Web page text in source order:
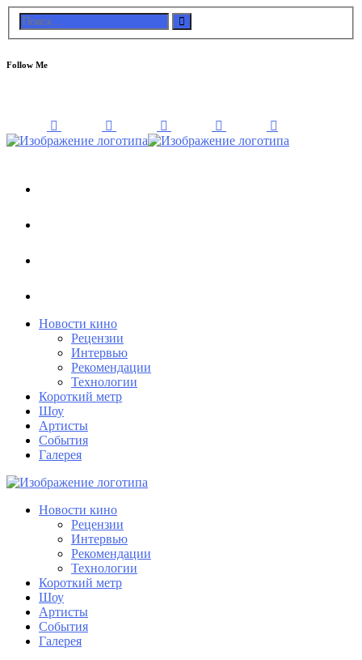
Follow Me
Новости кино
Рецензии
Интервью
Рекомендации
Технологии
Короткий метр
Шоу
Артисты
События
Галерея
Новости кино
Рецензии
Интервью
Рекомендации
Технологии
Короткий метр
Шоу
Артисты
События
Галерея